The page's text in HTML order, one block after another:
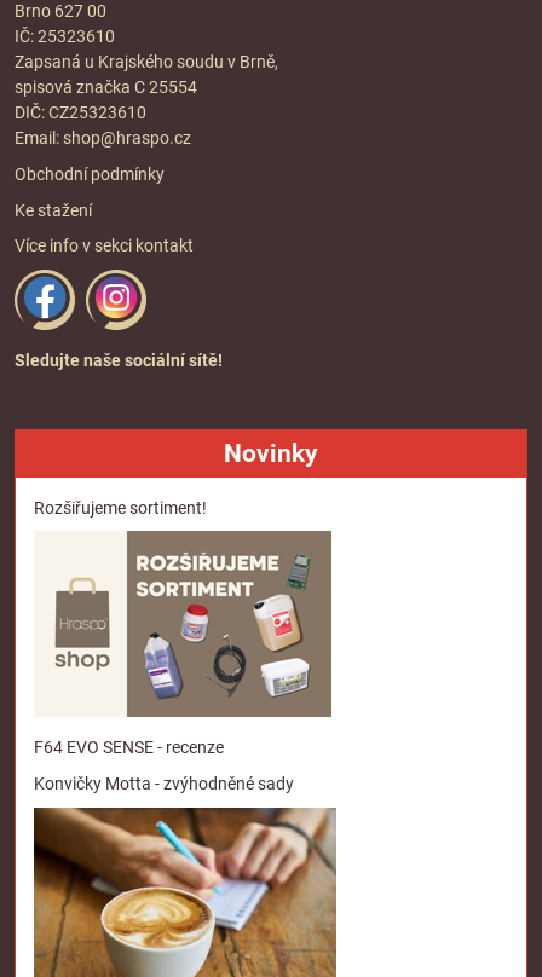
Brno 627 00
IČ: 25323610
Zapsaná u Krajského soudu v Brně,
spisová značka C 25554
DIČ: CZ25323610
Email: shop@hraspo.cz
Obchodní podmínky
Ke stažení
Více info v sekci kontakt
Sledujte naše sociální sítě!
Novinky
Rozšiřujeme sortiment!
F64 EVO SENSE - recenze
Konvičky Motta - zvýhodněné sady